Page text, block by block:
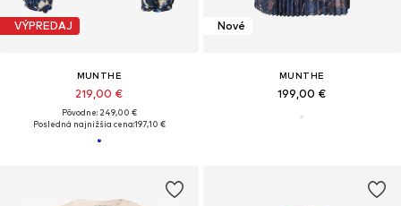
VÝPREDAJ
MUNTHE
219,00 €
Pôvodne: 249,00 €
Posledná najnižšia cena:197,10 €
Nové
MUNTHE
199,00 €